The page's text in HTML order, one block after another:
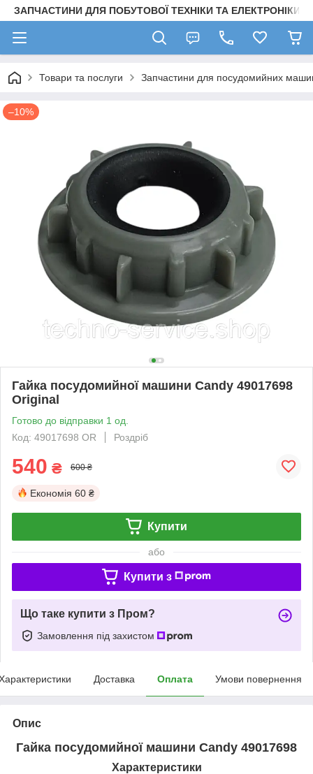
ЗАПЧАСТИНИ ДЛЯ ПОБУТОВОЇ ТЕХНІКИ ТА ЕЛЕКТРОНІКИ
Товари та послуги Запчастини для посудомийних
–10%
Гайка посудомийної машини Candy 49017698
Original
Готово до відправки 1 од.
Код: 49017698 OR
Роздріб
540 ₴ 600 ₴
Економія 60 ₴
Купити
або
Купити з
Що таке купити з Пром?
Замовлення під захистом
Доставка Оплата Умови повернення
Опис
Гайка посудомийної машини Candy 49017698
Характеристики